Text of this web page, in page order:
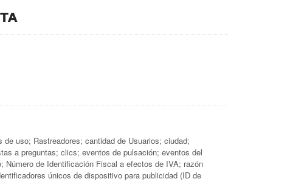
uso; Rastreadores; cantidad de Usuarios; ciudad;
a preguntas; clics; eventos de pulsación; eventos del
de Identificación Fiscal a efectos de IVA; razón
únicos de dispositivo para publicidad (ID de